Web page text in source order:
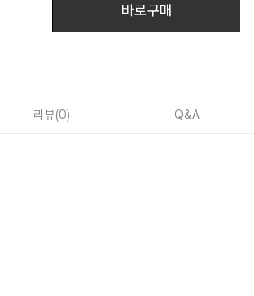
바로구매
리뷰(0) Q&A